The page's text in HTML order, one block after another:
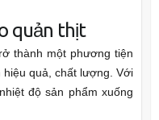
quản thịt
thành một phương tiện
hiệu quả, chất lượng. Với
độ sản phẩm xuống